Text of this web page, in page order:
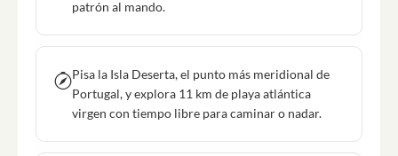
patrón al mando.
Pisa la Isla Deserta, el punto más meridional de
Portugal, y explora 11 km de playa atlántica
virgen con tiempo libre para caminar o nadar.